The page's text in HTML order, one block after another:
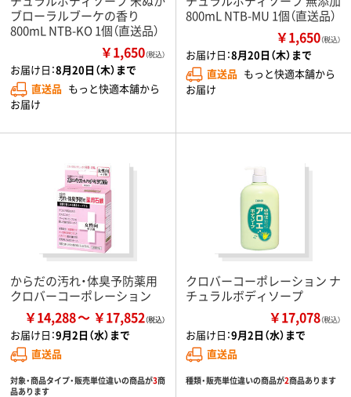
ブローラルブーケの香り
800mL NTB-KO 1個（直送品）
￥1,650（税込）
お届け日：8月20日（木）まで
直送品 もっと快適本舗から
お届け
800mL NTB-MU 1個（直送品）
￥1,650（税込）
お届け日：8月20日（木）まで
直送品 もっと快適本舗から
お届け
からだの汚れ・体臭予防薬用
クロバーコーポレーション
￥14,288 ￥17,852
お届け日：9月2日（水）まで
直送品
対象・商品タイプ・販売単位違いの商品が3商
品あります
クロバーコーポレーション ナ
チュラルボディソープ
￥17,078（税込）
お届け日：9月2日（水）まで
直送品
種類・販売単位違いの商品が2商品あります